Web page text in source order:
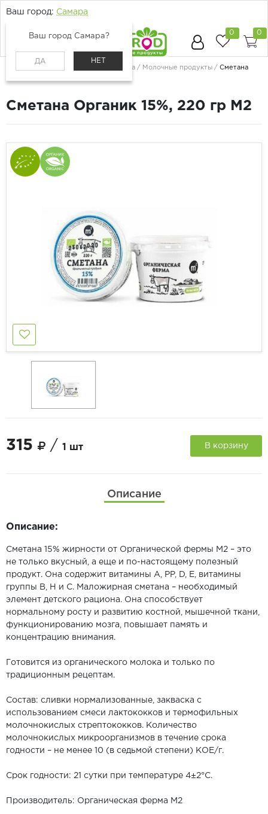
Ваш город: Самара
Ваш город Самара?
ДА НЕТ
0 0
Молоко, сыр, яйца Молочные продукты
Сметана
Сметана Органик 15%, 220 гр М2
315 / 1 шт В корзину
Описание
Описание:
Сметана 15% жирности от Органической фермы М2 – это
не только вкусный, а еще и по-настоящему полезный
продукт. Она содержит витамины A, PP, D, E, витамины
группы B, H и C. Маложирная сметана – необходимый
элемент детского рациона. Она способствует
нормальному росту и развитию костной, мышечной ткани,
функционированию мозга, повышает память и
концентрацию внимания.
Готовится из органического молока и только по
традиционным рецептам.
Состав: cливки нормализованные, закваска с
использованием смеси лактококков и термофильных
молочнокислых стрептококков. Количество
молочнокислых микроорганизмов в течение срока
годности – не менее 10 (в седьмой степени) КОЕ/г.
Срок годности: 21 сутки при температуре 4±2°С.
Производитель: Органическая ферма M2